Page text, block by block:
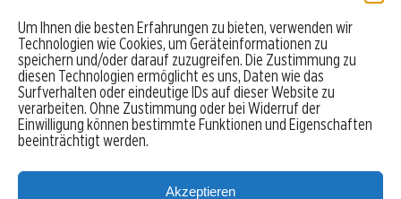
Um Ihnen die besten Erfahrungen zu bieten, verwenden wir
Technologien wie Cookies, um Geräteinformationen zu
speichern und/oder darauf zuzugreifen. Die Zustimmung zu
diesen Technologien ermöglicht es uns, Daten wie das
Surfverhalten oder eindeutige IDs auf dieser Website zu
verarbeiten. Ohne Zustimmung oder bei Widerruf der
Einwilligung können bestimmte Funktionen und Eigenschaften
beeinträchtigt werden.
Akzeptieren
Robo-Advisor vergleichen
Depotvergleich
Festgeld vergleichen
Tagesgeld vergleichen